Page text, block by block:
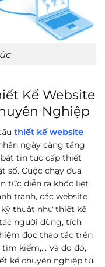
Kế Website
Nghiệp
thiết kế website
ngày càng tăng
tin tức cấp thiết
số. Cuộc chạy đua
tức diễn ra khốc liệt
tranh, các website
thuật như thiết kế
người dùng, tích
đọc thao tác trên
kiếm,… Và do đó,
kế chuyên nghiệp từ